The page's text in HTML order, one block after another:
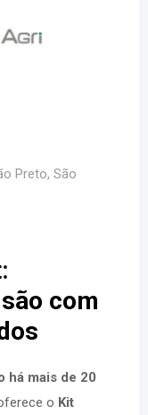
Preto, São
:
com
há mais de 20
o Kit